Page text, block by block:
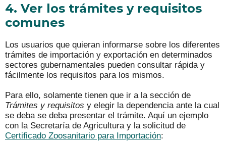
4. Ver los trámites y requisitos
comunes
Los usuarios que quieran informarse sobre los diferentes
trámites de importación y exportación en determinados
sectores gubernamentales pueden consultar rápida y
fácilmente los requisitos para los mismos.
Para ello, solamente tienen que ir a la sección de
Trámites y requisitos y elegir la dependencia ante la cual
se deba se deba presentar el trámite. Aquí un ejemplo
con la Secretaría de Agricultura y la solicitud de
Certificado Zoosanitario para Importación: